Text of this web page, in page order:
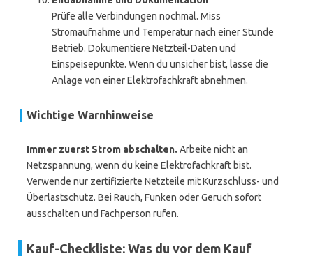
Prüfe alle Verbindungen nochmal. Miss
Stromaufnahme und Temperatur nach einer Stunde
Betrieb. Dokumentiere Netzteil-Daten und
Einspeisepunkte. Wenn du unsicher bist, lasse die
Anlage von einer Elektrofachkraft abnehmen.
Wichtige Warnhinweise
Immer zuerst Strom abschalten. Arbeite nicht an
Netzspannung, wenn du keine Elektrofachkraft bist.
Verwende nur zertifizierte Netzteile mit Kurzschluss- und
Überlastschutz. Bei Rauch, Funken oder Geruch sofort
ausschalten und Fachperson rufen.
Kauf-Checkliste: Was du vor dem Kauf